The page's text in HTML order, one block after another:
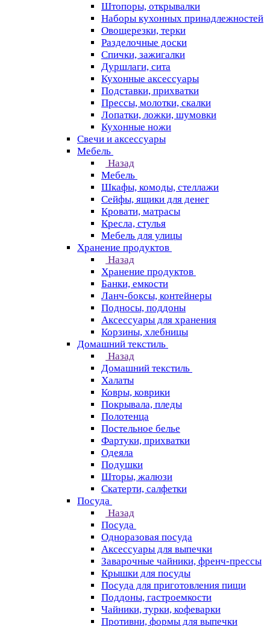
Штопоры, открывалки
Наборы кухонных принадлежностей
Овощерезки, терки
Разделочные доски
Спички, зажигалки
Дуршлаги, сита
Кухонные аксессуары
Подставки, прихватки
Прессы, молотки, скалки
Лопатки, ложки, шумовки
Кухонные ножи
Свечи и аксессуары
Мебель
Назад
Мебель
Шкафы, комоды, стеллажи
Сейфы, ящики для денег
Кровати, матрасы
Кресла, стулья
Мебель для улицы
Хранение продуктов
Назад
Хранение продуктов
Банки, емкости
Ланч-боксы, контейнеры
Подносы, поддоны
Аксессуары для хранения
Корзины, хлебницы
Домашний текстиль
Назад
Домашний текстиль
Халаты
Ковры, коврики
Покрывала, пледы
Полотенца
Постельное белье
Фартуки, прихватки
Одеяла
Подушки
Шторы, жалюзи
Скатерти, салфетки
Посуда
Назад
Посуда
Одноразовая посуда
Аксессуары для выпечки
Заварочные чайники, френч-прессы
Крышки для посуды
Посуда для приготовления пищи
Поддоны, гастроемкости
Чайники, турки, кофеварки
Противни, формы для выпечки